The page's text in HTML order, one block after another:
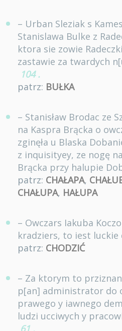
– Urban Sleziak s
Stanislawa Bulke z
ktora sie zowie
zastawie za twardych
104 .
patrz: BUŁKA
– Stanisław Brodac ze
na Kaspra Brącka o
zginęła u Blaska
z inquisityey, ze nogę
Brącka przy halupie
patrz: CHAŁAPA,
CHAŁUPA, HAŁUPA
– Owczars Iakuba
kradziers, to iest luckie
patrz: CHODZIĆ
– Za ktorym to
p[an] administrator do
prawego y iawnego
ludzi ucciwych y
61 .